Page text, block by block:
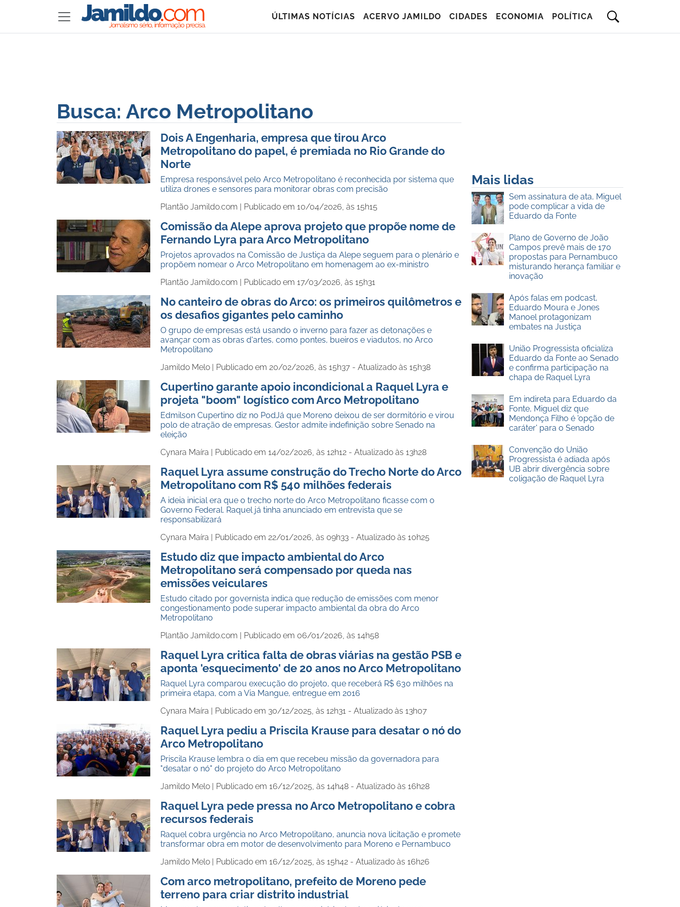
ÚLTIMAS NOTÍCIAS ACERVO JAMILDO CIDADES ECONOMIA POLÍTICA
Busca: Arco Metropolitano
Dois A Engenharia, empresa que tirou Arco
Metropolitano do papel, é premiada no Rio Grande do
Norte
Empresa responsável pelo Arco Metropolitano é reconhecida por sistema que
utiliza drones e sensores para monitorar obras com precisão
Plantão Jamildo.com | Publicado em 10/04/2026, às 15h15
Comissão da Alepe aprova projeto que propõe nome de
Fernando Lyra para Arco Metropolitano
Projetos aprovados na Comissão de Justiça da Alepe seguem para o plenário e
propõem nomear o Arco Metropolitano em homenagem ao ex-ministro
Plantão Jamildo.com | Publicado em 17/03/2026, às 15h31
No canteiro de obras do Arco: os primeiros quilômetros e
os desafios gigantes pelo caminho
O grupo de empresas está usando o inverno para fazer as detonações e
avançar com as obras d'artes, como pontes, bueiros e viadutos, no Arco
Metropolitano
Jamildo Melo | Publicado em 20/02/2026, às 15h37 - Atualizado às 15h38
Cupertino garante apoio incondicional a Raquel Lyra e
projeta "boom" logístico com Arco Metropolitano
Edmilson Cupertino diz no PodJá que Moreno deixou de ser dormitório e virou
polo de atração de empresas. Gestor admite indefinição sobre Senado na
eleição
Cynara Maíra | Publicado em 14/02/2026, às 12h12 - Atualizado às 13h28
Raquel Lyra assume construção do Trecho Norte do Arco
Metropolitano com R$ 540 milhões federais
A ideia inicial era que o trecho norte do Arco Metropolitano ficasse com o
Governo Federal. Raquel já tinha anunciado em entrevista que se
responsabilizará
Cynara Maíra | Publicado em 22/01/2026, às 09h33 - Atualizado às 10h25
Estudo diz que impacto ambiental do Arco
Metropolitano será compensado por queda nas
emissões veiculares
Estudo citado por governista indica que redução de emissões com menor
congestionamento pode superar impacto ambiental da obra do Arco
Metropolitano
Plantão Jamildo.com | Publicado em 06/01/2026, às 14h58
Raquel Lyra critica falta de obras viárias na gestão PSB e
aponta 'esquecimento' de 20 anos no Arco Metropolitano
Raquel Lyra comparou execução do projeto, que receberá R$ 630 milhões na
primeira etapa, com a Via Mangue, entregue em 2016
Cynara Maíra | Publicado em 30/12/2025, às 12h31 - Atualizado às 13h07
Raquel Lyra pediu a Priscila Krause para desatar o nó do
Arco Metropolitano
Priscila Krause lembra o dia em que recebeu missão da governadora para
"desatar o nó" do projeto do Arco Metropolitano
Jamildo Melo | Publicado em 16/12/2025, às 14h48 - Atualizado às 16h28
Raquel Lyra pede pressa no Arco Metropolitano e cobra
recursos federais
Raquel cobra urgência no Arco Metropolitano, anuncia nova licitação e promete
transformar obra em motor de desenvolvimento para Moreno e Pernambuco
Jamildo Melo | Publicado em 16/12/2025, às 15h42 - Atualizado às 16h26
Com arco metropolitano, prefeito de Moreno pede
terreno para criar distrito industrial
Mais lidas
Sem assinatura de ata, Miguel
pode complicar a vida de
Eduardo da Fonte
Plano de Governo de João
Campos prevê mais de 170
propostas para Pernambuco
misturando herança familiar e
inovação
Após falas em podcast,
Eduardo Moura e Jones
Manoel protagonizam
embates na Justiça
União Progressista oficializa
Eduardo da Fonte ao Senado
e confirma participação na
chapa de Raquel Lyra
Em indireta para Eduardo da
Fonte, Miguel diz que
Mendonça Filho é 'opção de
caráter' para o Senado
Convenção do União
Progressista é adiada após
UB abrir divergência sobre
coligação de Raquel Lyra